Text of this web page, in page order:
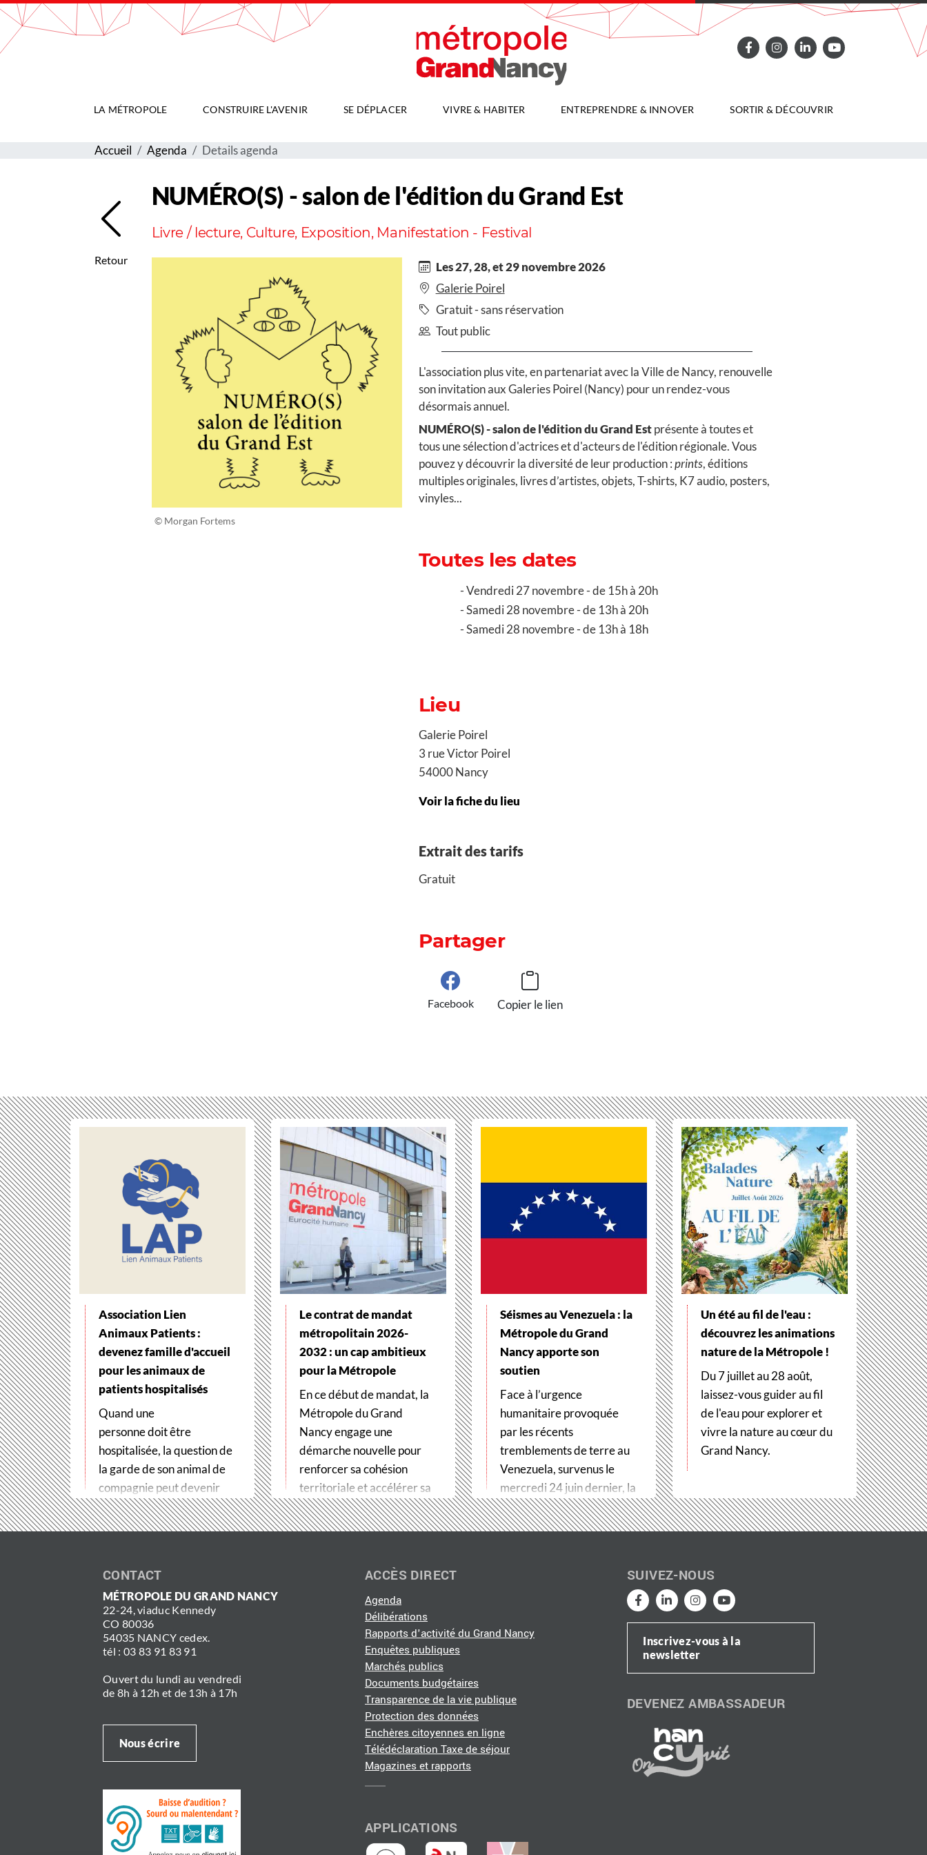
Gestion de vos préférences sur les cookies
LA MÉTROPOLE CONSTRUIRE L'AVENIR SE DÉPLACER VIVRE & HABITER ENTREPRENDRE & INNOVER SORTIR & DÉCOUVRIR
Accueil Agenda Details agenda
Retour
NUMÉRO(S) - salon de l'édition du Grand Est
Livre / lecture, Culture, Exposition, Manifestation - Festival
© Morgan Fortems
Les 27, 28, et 29 novembre 2026
Galerie Poirel
Gratuit - sans réservation
Tout public
L'association plus vite, en partenariat avec la Ville de Nancy, renouvelle
son invitation aux Galeries Poirel (Nancy) pour un rendez-vous
désormais annuel.
NUMÉRO(S) - salon de l'édition du Grand Estprésente à toutes et
tous une sélection d'actrices et d'acteurs de l'édition régionale. Vous
pouvez y découvrir la diversité de leur production :prints, éditions
multiples originales, livres d’artistes, objets, T-shirts, K7 audio, posters,
vinyles...
Toutes les dates
Vendredi 27 novembre - de 15h à 20h
Samedi 28 novembre - de 13h à 20h
Samedi 28 novembre - de 13h à 18h
Lieu
Galerie Poirel
3 rue Victor Poirel
54000 Nancy
Voir la fiche du lieu
Extrait des tarifs
Gratuit
Partager
Facebook Copier le lien
Association Lien
Animaux Patients :
devenez famille d'accueil
pour les animaux de
patients hospitalisés
Quand une
personne doit être
hospitalisée, la question de
la garde de son animal de
compagnie peut devenir
un véritable frein
aux soins. Pour…
Le contrat de mandat
métropolitain 2026-
2032 : un cap ambitieux
pour la Métropole
En ce début de mandat, la
Métropole du Grand
Nancy engage une
démarche nouvelle pour
renforcer sa cohésion
territoriale et accélérer sa
transformation…
Séismes au Venezuela : la
Métropole du Grand
Nancy apporte son
soutien
Face à l’urgence
humanitaire provoquée
par les récents
tremblements de terre au
Venezuela, survenus le
mercredi 24 juin dernier, la
Métropole du Grand…
Un été au fil de l'eau :
découvrez les animations
nature de la Métropole !
Du 7 juillet au 28 août,
laissez-vous guider au fil
de l'eau pour explorer et
vivre la nature au cœur du
Grand Nancy.
CONTACT
MÉTROPOLE DU GRAND NANCY
22-24, viaduc Kennedy
CO 80036
54035 NANCY cedex.
tél : 03 83 91 83 91
Ouvert du lundi au vendredi
de 8h à 12h et de 13h à 17h
Nous écrire
ACCÈS DIRECT
Agenda
Délibérations
Rapports d'activité du Grand Nancy
Enquêtes publiques
Marchés publics
Documents budgétaires
Transparence de la vie publique
Protection des données
Enchères citoyennes en ligne
Télédéclaration Taxe de séjour
Magazines et rapports
APPLICATIONS
SUIVEZ-NOUS
Inscrivez-vous à la
newsletter
DEVENEZ AMBASSADEUR